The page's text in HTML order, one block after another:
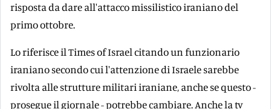
risposta da dare all'attacco missilistico iraniano del
primo ottobre.
Lo riferisce il Times of Israel citando un funzionario
iraniano secondo cui l'attenzione di Israele sarebbe
rivolta alle strutture militari iraniane, anche se questo -
prosegue il giornale - potrebbe cambiare. Anche la tv